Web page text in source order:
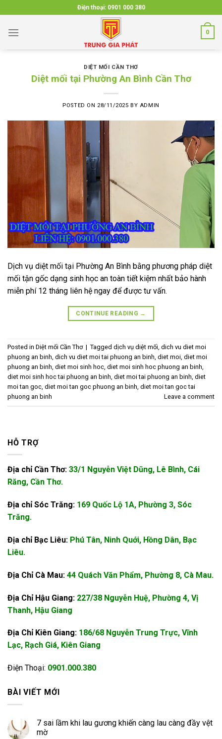
to
content
Điện thoại: 0901 000 380
0
DIỆT MỐI CẦN THƠ
Diệt mối tại Phường An Bình Cần Thơ
POSTED ON 28/11/2025 BY ADMIN
Dịch vụ diệt mối tại Phường An Bình bằng phương pháp diệt
mối tận gốc dạng sinh học an toàn tiết kiệm nhất bảo hành
miễn phí 12 tháng liên hệ ngay để được tư vấn.
CONTINUE READING →
Posted in Diệt mối Cần Thơ | Tagged dịch vụ diệt mối, dich vu diet moi
phuong an binh, dich vu diet moi tai phuong an binh, diet moi, diet moi
phuong an binh, diet moi sinh hoc, diet moi sinh hoc phuong an binh,
diet moi sinh hoc tai phuong an binh, diet moi tai phuong an binh, diet
moi tan goc, diet moi tan goc phuong an binh, diet moi tan goc tai
phuong an binh
Leave a comment
HỖ TRỢ
Địa chỉ Cần Thơ: 33/1 Nguyễn Việt Dũng, Lê Bình, Cái
Răng, Cần Thơ.
Địa chỉ Sóc Trăng: 169 Quốc Lộ 1A, Phường 3, Sóc
Trăng.
Địa chỉ Bạc Liêu: Phú Tân, Ninh Quới, Hồng Dân, Bạc
Liêu.
Địa Chỉ Cà Mau: 44 Quách Văn Phẩm, Phường 8, Cà Mau.
Địa Chỉ Hậu Giang: 227/38 Nguyễn Huệ, Phường 4, Vị
Thanh, Hậu Giang
Địa Chỉ Kiên Giang: 186/68 Nguyễn Trung Trực, Vĩnh
Lạc, Rạch Giá, Kiên Giang
Điện Thoại: 0901.000.380
BÀI VIẾT MỚI
7 sai lầm khi lau gương khiến càng lau càng đầy vệt
mờ